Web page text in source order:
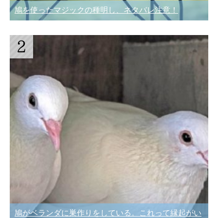
鳩を使ったマジックの種明し、ネタバレ注意！
鳩がベランダに巣作りをしている。これって縁起がい